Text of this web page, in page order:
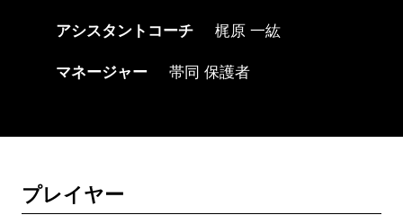
アシスタントコーチ
梶原 一紘
マネージャー
帯同 保護者
プレイヤー